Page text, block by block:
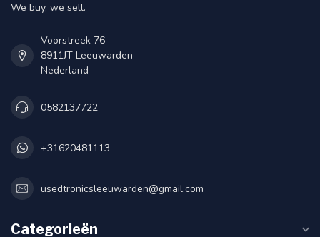
We buy, we sell.
Voorstreek 76
8911JT Leeuwarden
Nederland
0582137722
+31620481113
usedtronicsleeuwarden@gmail.com
Categorieën